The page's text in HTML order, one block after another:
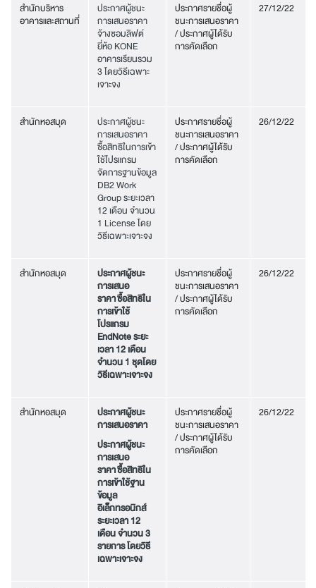
สำนักบริหาร
อาคารและสถานที่
ประกาศผู้ชนะ
การเสนอราคา
จ้างซอมลิฟต์
ยี่ห้อ KONE
อาคารเรียนรวม
3 โดยวิธีเฉพาะ
เจาะจง
ประกาศรายชื่อผู้
ชนะการเสนอราคา
/ ประกาศผู้ได้รับ
การคัดเลือก
27/12/22
สำนักหอสมุด
ประกาศผู้ชนะ
การเสนอราคา
ซื้อสิทธิในการเข้า
ใช้โปรแกรม
จัดการฐานข้อมูล
DB2 Work
Group ระยะเวลา
12 เดือน จำนวน
1 License โดย
วิธีเฉพาะเจาะจง
ประกาศรายชื่อผู้
ชนะการเสนอราคา
/ ประกาศผู้ได้รับ
การคัดเลือก
26/12/22
สำนักหอสมุด
ประกาศผู้ชนะ
การเสนอ
ราคา ซื้อสิทธิใน
การเข้าใช้
โปรแกรม
EndNote ระยะ
เวลา 12 เดือน
จำนวน 1 ชุดโดย
วิธีเฉพาะเจาะจง
ประกาศรายชื่อผู้
ชนะการเสนอราคา
/ ประกาศผู้ได้รับ
การคัดเลือก
26/12/22
สำนักหอสมุด
ประกาศผู้ชนะ
การเสนอราคา
ประกาศผู้ชนะ
การเสนอ
ราคา ซื้อสิทธิใน
การเข้าใช้ฐาน
ข้อมูล
อิเล็กทรอนิกส์
ระยะเวลา 12
เดือน จำนวน 3
รายการ โดยวิธี
เฉพาะเจาะจง
ประกาศรายชื่อผู้
ชนะการเสนอราคา
/ ประกาศผู้ได้รับ
การคัดเลือก
26/12/22